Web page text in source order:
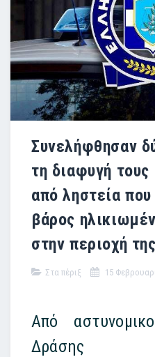
Συνελήφθησαν
τη διαφυγή
από ληστεία
βάρος
στην περιοχή
Στα πέριξ 15
Από
Δράσης